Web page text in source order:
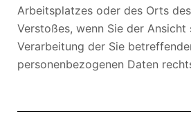
Arbeitsplatzes oder des Orts
Verstoßes, wenn Sie der Ansicht
Verarbeitung der Sie
personenbezogenen Daten